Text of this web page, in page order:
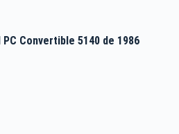
Convertible 5140 de 1986